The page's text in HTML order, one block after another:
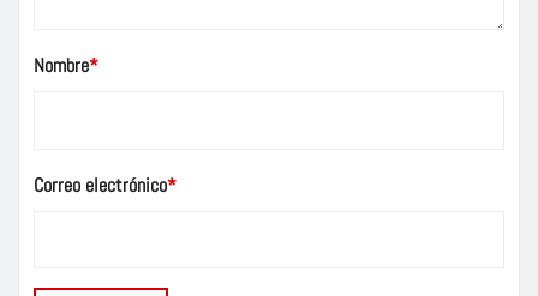
Nombre*
Correo electrónico*